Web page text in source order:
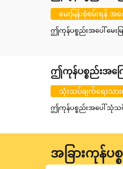
မေးမြန်းစုံစမ်းရန် အ
ဤကုန်ပစ္စည်းအပေါ် မေးမြ
ဤကုန်ပစ္စည်းအကြ
သုံးသပ်ချက်ရေးသာ
ဤကုန်ပစ္စည်းအပေါ် သုံသပ်
အခြားကုန်ပစ္